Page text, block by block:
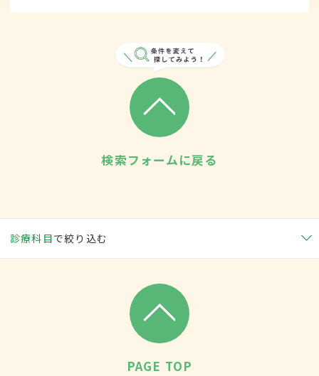
検索フォームに戻る
診療科目で絞り込む
PAGE TOP